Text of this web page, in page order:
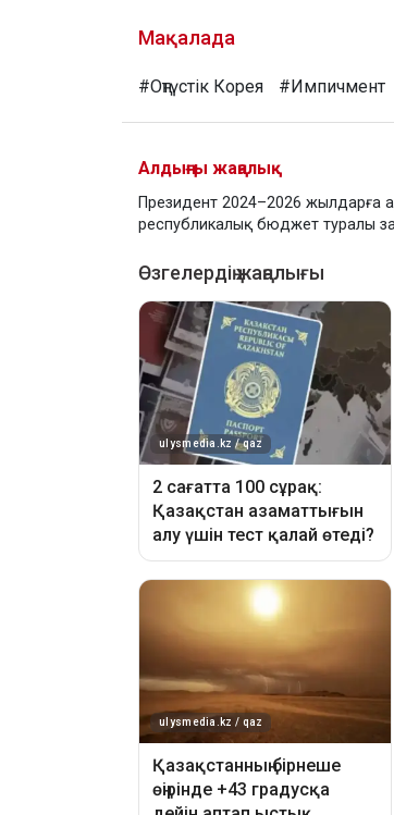
Мақалада
#Оңтүстік Корея #Импичмент
Алдыңғы жаңалық
Президент 2024–2026 жылдарға
республикалық бюджет туралы